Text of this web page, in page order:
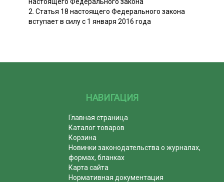
2. Статья 18 настоящего Федерального закона
вступает в силу с 1 января 2016 года
НАВИГАЦИЯ
Главная страница
Каталог товаров
Корзина
Новинки законодательства о журналах,
формах, бланках
Карта сайта
Нормативная документация